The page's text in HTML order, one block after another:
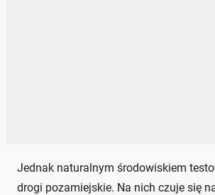
Jednak naturalnym środowiskiem
drogi pozamiejskie. Na nich czuje się